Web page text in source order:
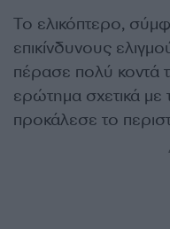
Το ελικόπτερο,
επικίνδυνους
πέρασε πολύ κοντά
ερώτημα σχετικά με
προκάλεσε το